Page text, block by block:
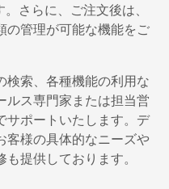
さらに、ご注文後は、
の管理が可能な機能をご
検索、各種機能の利用な
ルス専門家または担当営
サポートいたします。デ
客様の具体的なニーズや
提供しております。